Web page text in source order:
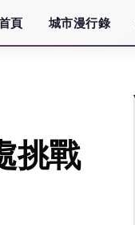
頁 城市漫行錄
挑戰